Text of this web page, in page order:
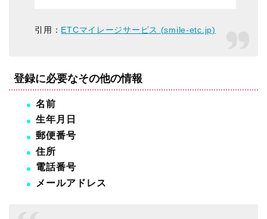
引用： ETCマイレージサービス (smile-etc.jp)
登録に必要なその他の情報
名前
生年月日
郵便番号
住所
電話番号
メールアドレス